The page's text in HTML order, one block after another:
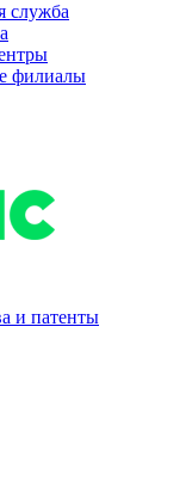
служба
филиалы
и патенты